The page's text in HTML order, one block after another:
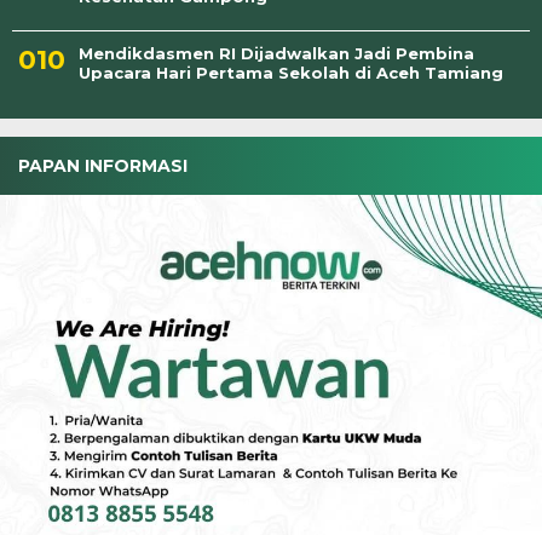
Mendikdasmen RI Dijadwalkan Jadi Pembina
Upacara Hari Pertama Sekolah di Aceh Tamiang
PAPAN INFORMASI